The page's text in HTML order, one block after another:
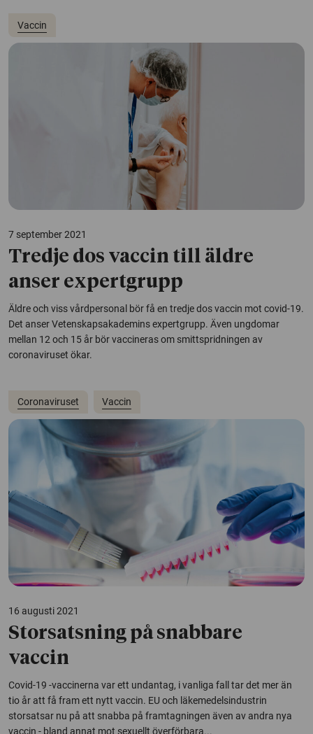
Vaccin
7 september 2021
Tredje dos vaccin till äldre
anser expertgrupp
Äldre och viss vårdpersonal bör få en tredje dos vaccin mot covid-19.
Det anser Vetenskapsakademins expertgrupp. Även ungdomar
mellan 12 och 15 år bör vaccineras om smittspridningen av
coronaviruset ökar.
Coronaviruset Vaccin
16 augusti 2021
Storsatsning på snabbare
vaccin
Covid-19 -vaccinerna var ett undantag, i vanliga fall tar det mer än
tio år att få fram ett nytt vaccin. EU och läkemedelsindustrin
storsatsar nu på att snabba på framtagningen även av andra nya
vaccin - bland annat mot sexuellt överförbara...